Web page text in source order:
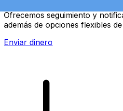
Ofrecemos seguimiento y
además de opciones flexibles
Enviar dinero